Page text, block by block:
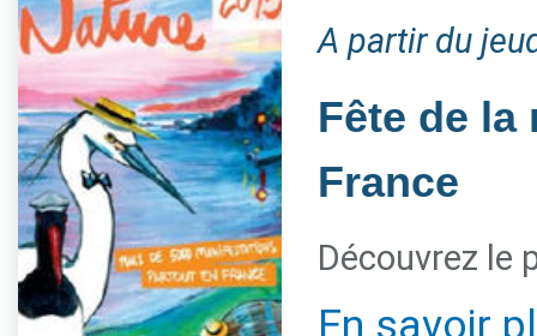
A partir du
Fête de la
France
Découvrez le
En savoir